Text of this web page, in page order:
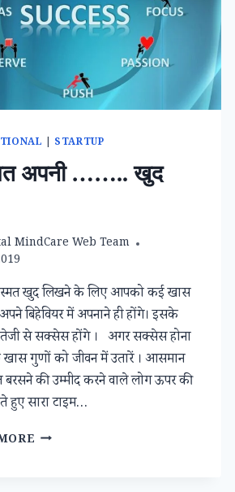
STARTUP
अपनी …….. खुद
MindCare Web Team
खुद लिखने के लिए आपको कई खास
बिहेवियर में अपनाने ही होंगे। इसके
से सक्सेस होंगे । अगर सक्सेस होना
गुणों को जीवन में उतारें । आसमान
की उम्मीद करने वाले लोग ऊपर की
हुए सारा टाइम…
किस्मत